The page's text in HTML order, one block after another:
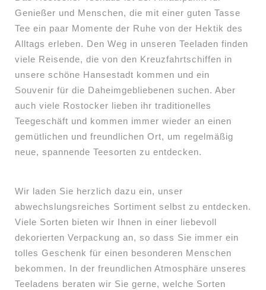
Genießer und Menschen, die mit einer guten Tasse
Tee ein paar Momente der Ruhe von der Hektik des
Alltags erleben. Den Weg in unseren Teeladen finden
viele Reisende, die von den Kreuzfahrtschiffen in
unsere schöne Hansestadt kommen und ein
Souvenir für die Daheimgebliebenen suchen. Aber
auch viele Rostocker lieben ihr traditionelles
Teegeschäft und kommen immer wieder an einen
gemütlichen und freundlichen Ort, um regelmäßig
neue, spannende Teesorten zu entdecken.
Wir laden Sie herzlich dazu ein, unser
abwechslungsreiches Sortiment selbst zu entdecken.
Viele Sorten bieten wir Ihnen in einer liebevoll
dekorierten Verpackung an, so dass Sie immer ein
tolles Geschenk für einen besonderen Menschen
bekommen. In der freundlichen Atmosphäre unseres
Teeladens beraten wir Sie gerne, welche Sorten